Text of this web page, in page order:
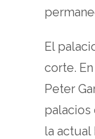
El
corte.
Peter
palacios
la actual